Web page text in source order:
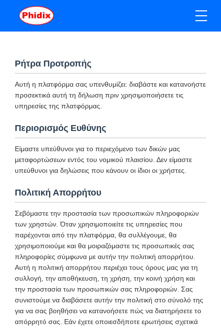
Ρήτρα Προτροπής
Αυτή η πλατφόρμα σας υπενθυμίζει: διαβάστε και κατανοήστε
προσεκτικά αυτή τη δήλωση πριν χρησιμοποιήσετε τις
υπηρεσίες της πλατφόρμας.
Περιορισμός Ευθύνης
Είμαστε υπεύθυνοι για το περιεχόμενο των δικών μας
μεταφορτώσεων εντός του νομικού πλαισίου. Δεν είμαστε
υπεύθυνοι για δηλώσεις που κάνουν οι ίδιοι οι χρήστες.
Πολιτική Απορρήτου
Σεβόμαστε την προστασία των προσωπικών πληροφοριών
των χρηστών. Όταν χρησιμοποιείτε τις υπηρεσίες που
παρέχονται από την πλατφόρμα, θα συλλέγουμε, θα
χρησιμοποιούμε και θα μοιραζόμαστε τις προσωπικές σας
πληροφορίες σύμφωνα με αυτήν την πολιτική απορρήτου.
Αυτή η πολιτική απορρήτου περιέχει τους όρους μας για τη
συλλογή, την αποθήκευση, τη χρήση, την κοινή χρήση και
την προστασία των προσωπικών σας πληροφοριών. Σας
συνιστούμε να διαβάσετε αυτήν την πολιτική στο σύνολό της
για να σας βοηθήσει να κατανοήσετε πώς να διατηρήσετε το
απόρρητό σας. Εάν έχετε οποιεσδήποτε ερωτήσεις σχετικά